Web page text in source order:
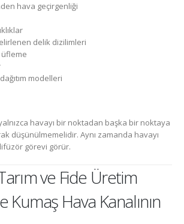
hava geçirgenliği
delik dizilimleri
üfleme
modelleri
havayı bir noktadan başka bir noktaya
düşünülmemelidir. Aynı zamanda havayı
görevi görür.
ve Fide Üretim
Kumaş Hava Kanalının